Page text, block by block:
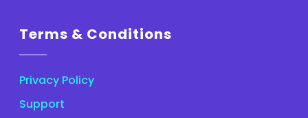
Terms & Conditions
Privacy Policy
Support